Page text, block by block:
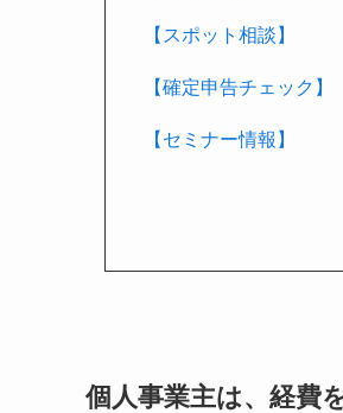
【スポット相談】
【確定申告チェック】
【セミナー情報】
個人事業主は、経費